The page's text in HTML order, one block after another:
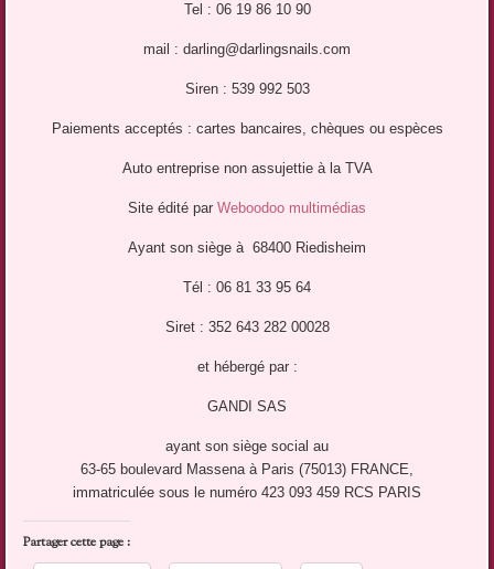
Tel : 06 19 86 10 90
mail : darling@darlingsnails.com
Siren : 539 992 503
Paiements acceptés : cartes bancaires, chèques ou espèces
Auto entreprise non assujettie à la TVA
Site édité par Weboodoo multimédias
Ayant son siège à 68400 Riedisheim
Tél : 06 81 33 95 64
Siret : 352 643 282 00028
et hébergé par :
GANDI SAS
ayant son siège social au
63-65 boulevard Massena à Paris (75013) FRANCE,
immatriculée sous le numéro 423 093 459 RCS PARIS
Partager cette page :